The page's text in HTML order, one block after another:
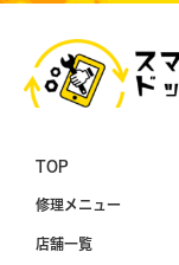
TOP
修理メニュー
店舗一覧